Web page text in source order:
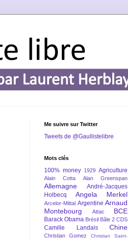
Me suivre sur Twitter
Tweets de @Gaullistelibre
Mots clés
100% money 1929 Agriculture
Alain Cotta Alan Greenspan
Allemagne
André-Jacques
Holbecq
Angela Merkel
Arcelor-Mittal Argentine Arnaud
Montebourg
Attac BCE
Barack Obama Brésil Bâle 2 CDS
Camille Landais Chine
Christian Gomez
Christian Saint-